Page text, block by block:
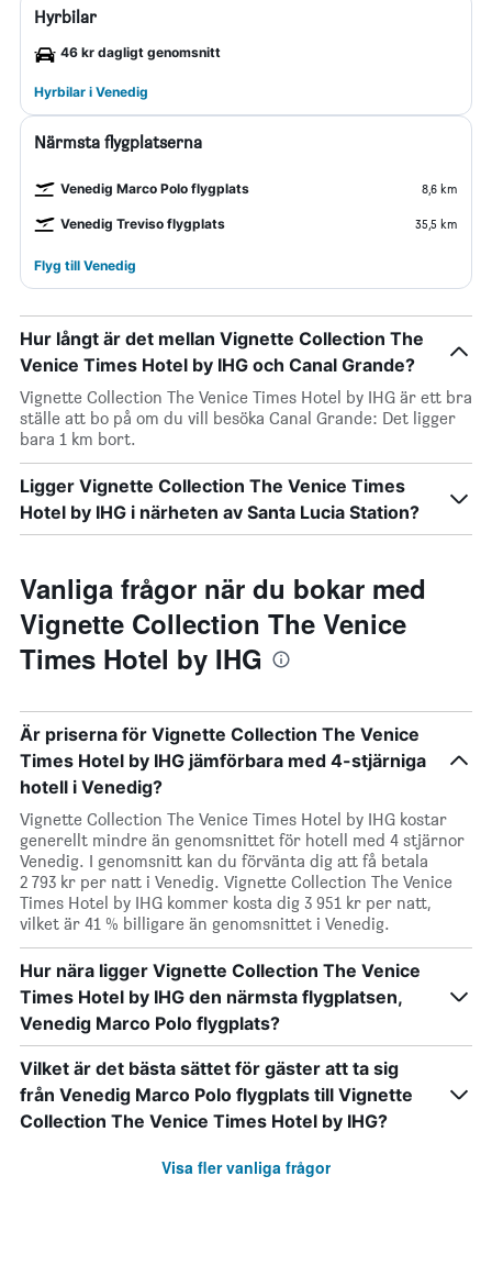
Hyrbilar
46 kr dagligt genomsnitt
Hyrbilar i Venedig
Närmsta flygplatserna
Venedig Marco Polo flygplats 8,6 km
Venedig Treviso flygplats 35,5 km
Flyg till Venedig
Hur långt är det mellan Vignette Collection The
Venice Times Hotel by IHG och Canal Grande?
Vignette Collection The Venice Times Hotel by IHG är ett bra
ställe att bo på om du vill besöka Canal Grande: Det ligger
bara 1 km bort.
Ligger Vignette Collection The Venice Times
Hotel by IHG i närheten av Santa Lucia Station?
Vanliga frågor när du bokar med
Vignette Collection The Venice
Times Hotel by IHG
Är priserna för Vignette Collection The Venice
Times Hotel by IHG jämförbara med 4-stjärniga
hotell i Venedig?
Vignette Collection The Venice Times Hotel by IHG kostar
generellt mindre än genomsnittet för hotell med 4 stjärnor
Venedig. I genomsnitt kan du förvänta dig att få betala
2 793 kr per natt i Venedig. Vignette Collection The Venice
Times Hotel by IHG kommer kosta dig 3 951 kr per natt,
vilket är 41 % billigare än genomsnittet i Venedig.
Hur nära ligger Vignette Collection The Venice
Times Hotel by IHG den närmsta flygplatsen,
Venedig Marco Polo flygplats?
Vilket är det bästa sättet för gäster att ta sig
från Venedig Marco Polo flygplats till Vignette
Collection The Venice Times Hotel by IHG?
Visa fler vanliga frågor